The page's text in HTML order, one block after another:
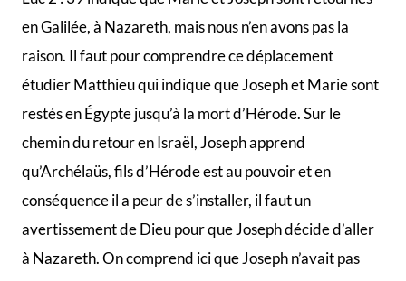
en Galilée, à Nazareth, mais nous n’en avons pas la
raison. Il faut pour comprendre ce déplacement
étudier Matthieu qui indique que Joseph et Marie sont
restés en Égypte jusqu’à la mort d’Hérode. Sur le
chemin du retour en Israël, Joseph apprend
qu’Archélaüs, fils d’Hérode est au pouvoir et en
conséquence il a peur de s’installer, il faut un
avertissement de Dieu pour que Joseph décide d’aller
à Nazareth. On comprend ici que Joseph n’avait pas